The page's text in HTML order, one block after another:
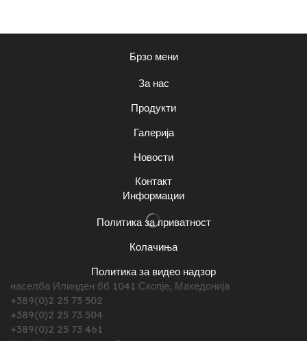
Брзо мени
За нас
Продукти
Галерија
Новости
Контакт
Информации
Политика за приватност
Колачиња
Политика за видео надзор
населба Илинден бб 1041 Скопје, Македонија
+389(0)2 25 73 502
+389(0)2 25 73 504
+389(0)2 25 73 461